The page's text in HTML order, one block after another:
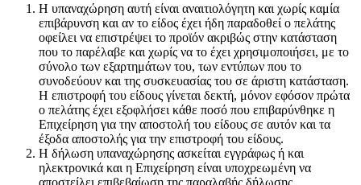
Η υπαναχώρηση αυτή είναι αναιτιολόγητη και χωρίς καμία
επιβάρυνση και αν το είδος έχει ήδη παραδοθεί ο πελάτης
οφείλει να επιστρέψει το προϊόν ακριβώς στην κατάσταση
που το παρέλαβε και χωρίς να το έχει χρησιμοποιήσει, με το
σύνολο των εξαρτημάτων του, των εντύπων που το
συνοδεύουν και της συσκευασίας του σε άριστη κατάσταση.
Η επιστροφή του είδους γίνεται δεκτή, μόνον εφόσον πρώτα
ο πελάτης έχει εξοφλήσει κάθε ποσό που επιβαρύνθηκε η
Επιχείρηση για την αποστολή του είδους σε αυτόν και τα
έξοδα αποστολής για την επιστροφή του είδους.
Η δήλωση υπαναχώρησης ασκείται εγγράφως ή και
ηλεκτρονικά και η Επιχείρηση είναι υποχρεωμένη να
αποστείλει επιβεβαίωση της παραλαβής δήλωσης